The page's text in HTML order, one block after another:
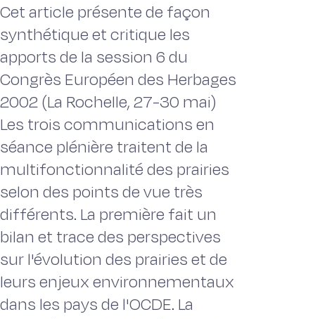
Cet article présente de façon
synthétique et critique les
apports de la session 6 du
Congrès Européen des Herbages
2002 (La Rochelle, 27-30 mai)
Les trois communications en
séance plénière traitent de la
multifonctionnalité des prairies
selon des points de vue très
différents. La première fait un
bilan et trace des perspectives
sur l'évolution des prairies et de
leurs enjeux environnementaux
dans les pays de l'OCDE. La